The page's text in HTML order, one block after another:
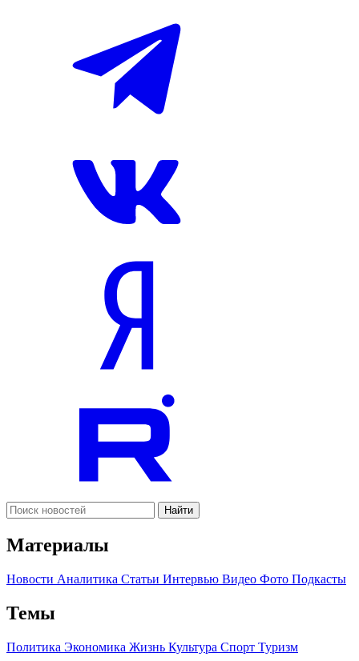
Найти
Материалы
Новости Аналитика Статьи Интервью Видео Фото Подкасты
Темы
Политика Экономика Жизнь Культура Спорт Туризм